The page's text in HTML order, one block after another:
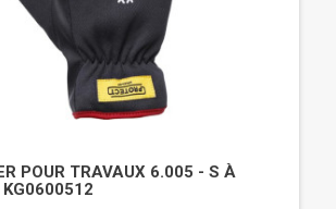
POUR TRAVAUX 6.005 - S À